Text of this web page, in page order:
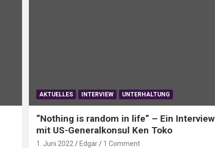
AKTUELLES INTERVIEW UNTERHALTUNG
“Nothing is random in life” – Ein Interview
mit US-Generalkonsul Ken Toko
1. Juni 2022 Edgar 1 Comment